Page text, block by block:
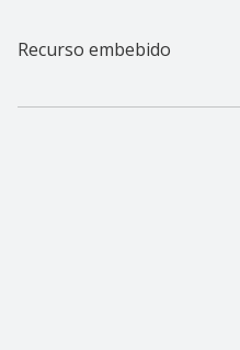
Recurso embebido